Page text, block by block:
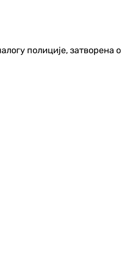
полиције,